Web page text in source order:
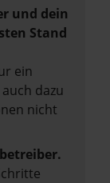
und dein
Stand
ein
dazu
nicht